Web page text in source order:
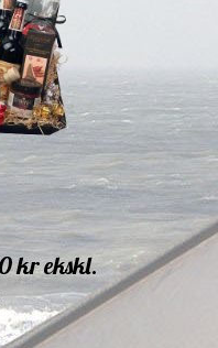
kr ekskl.